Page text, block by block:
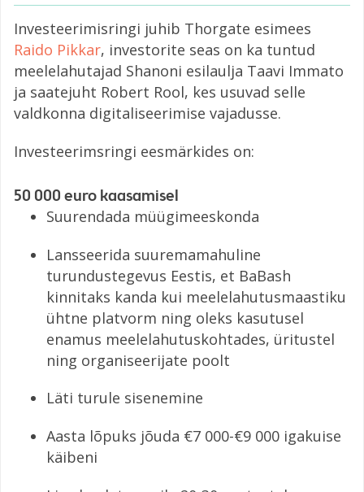
Investeerimisringi juhib Thorgate esimees
Raido Pikkar, investorite seas on ka tuntud
meelelahutajad Shanoni esilaulja Taavi Immato
ja saatejuht Robert Rool, kes usuvad selle
valdkonna digitaliseerimise vajadusse.
Investeerimsringi eesmärkides on:
50 000 euro kaasamisel
Suurendada müügimeeskonda
Lansseerida suuremamahuline
turundustegevus Eestis, et BaBash
kinnitaks kanda kui meelelahutusmaastiku
ühtne platvorm ning oleks kasutusel
enamus meelelahutuskohtades, üritustel
ning organiseerijate poolt
Läti turule sisenemine
Aasta lõpuks jõuda €7 000-€9 000 igakuise
käibeni